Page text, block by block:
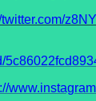
twitter.com/